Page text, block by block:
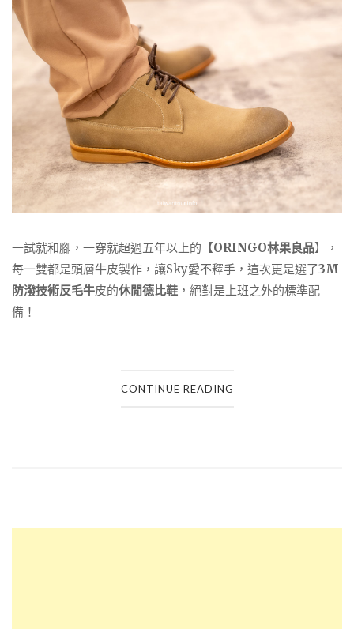
一試就和腳，一穿就超過五年以上的【ORINGO林果良品】，
每一雙都是頭層牛皮製作，讓Sky愛不釋手，這次更是選了3M
防潑技術反毛牛皮的休閒德比鞋 ，絕對是上班之外的標準配
備！
CONTINUE READING